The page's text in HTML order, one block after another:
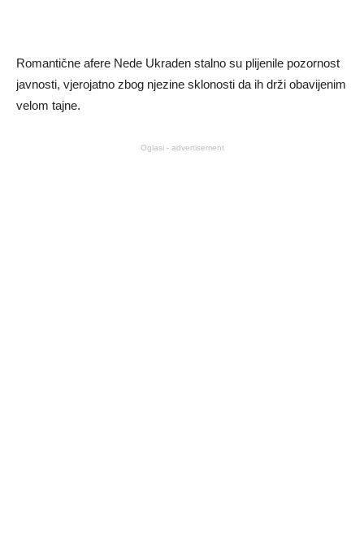
Romantične afere Nede Ukraden stalno su plijenile pozornost
javnosti, vjerojatno zbog njezine sklonosti da ih drži obavijenim
velom tajne.
Oglasi - advertisement